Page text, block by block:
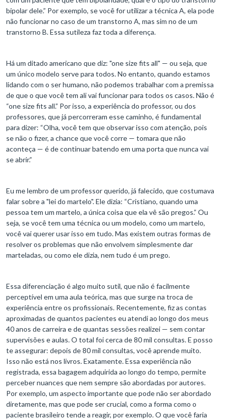
bipolar dele.” Por exemplo, se você for utilizar a técnica A, ela pode
não funcionar no caso de um transtorno A, mas sim no de um
transtorno B. Essa sutileza faz toda a diferença.
Há um ditado americano que diz: "one size fits all" — ou seja, que
um único modelo serve para todos. No entanto, quando estamos
lidando com o ser humano, não podemos trabalhar com a premissa
de que o que você tem ali vai funcionar para todos os casos. Não é
“one size fits all.” Por isso, a experiência do professor, ou dos
professores, que já percorreram esse caminho, é fundamental
para dizer: “Olha, você tem que observar isso com atenção, pois
se não o fizer, a chance que você corre — tomara que não
aconteça — é de continuar batendo em uma porta que nunca vai
se abrir.”
Eu me lembro de um professor querido, já falecido, que costumava
falar sobre a "lei do martelo". Ele dizia: “Cristiano, quando uma
pessoa tem um martelo, a única coisa que ela vê são pregos.” Ou
seja, se você tem uma técnica ou um modelo, como um martelo,
você vai querer usar isso em tudo. Mas existem outras formas de
resolver os problemas que não envolvem simplesmente dar
marteladas, ou como ele dizia, nem tudo é um prego.
Essa diferenciação é algo muito sutil, que não é facilmente
perceptível em uma aula teórica, mas que surge na troca de
experiência entre os profissionais. Recentemente, fiz as contas
aproximadas de quantos pacientes eu atendi ao longo dos meus
40 anos de carreira e de quantas sessões realizei — sem contar
supervisões e aulas. O total foi cerca de 80 mil consultas. E posso
te assegurar: depois de 80 mil consultas, você aprende muito.
Isso não está nos livros. Exatamente. Essa experiência não
registrada, essa bagagem adquirida ao longo do tempo, permite
perceber nuances que nem sempre são abordadas por autores.
Por exemplo, um aspecto importante que pode não ser abordado
diretamente, mas que pode ser crucial, como a forma como o
paciente brasileiro tende a reagir, por exemplo. O que você faria